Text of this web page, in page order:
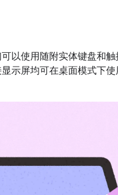
以使用随附实体键盘和
示屏均可在桌面模式下